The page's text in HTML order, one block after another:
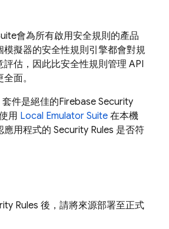
會為所有啟用安全規則的產品
模擬器的安全性規則引擎都會對規
評估，因此比安全性規則管理 API
面。
件是絕佳的Firebase Security
用 Local Emulator Suite 在本機
應用程式的 Security Rules 是否符
Rules 後，請將來源部署至正式